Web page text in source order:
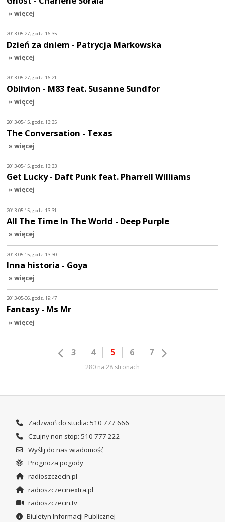
» więcej
2013-05-27, godz. 16:35
Dzień za dniem - Patrycja Markowska
» więcej
2013-05-27, godz. 16:21
Oblivion - M83 feat. Susanne Sundfor
» więcej
2013-05-15, godz. 13:35
The Conversation - Texas
» więcej
2013-05-15, godz. 13:33
Get Lucky - Daft Punk feat. Pharrell Williams
» więcej
2013-05-15, godz. 13:31
All The Time In The World - Deep Purple
» więcej
2013-05-15, godz. 13:30
Inna historia - Goya
» więcej
2013-05-06, godz. 19:47
Fantasy - Ms Mr
» więcej
3 4 5 6 7
280 na 28 stronach
Zadzwoń do studia: 510 777 666
Czujny non stop: 510 777 222
Wyślij do nas wiadomość
Prognoza pogody
radioszczecin.pl
radioszczecinextra.pl
radioszczecin.tv
Biuletyn Informacji Publicznej